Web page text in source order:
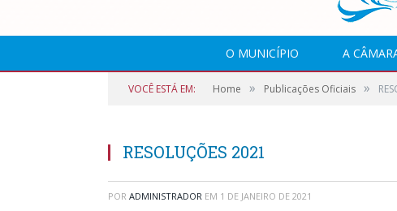
O MUNICÍPIO A
VOCÊ ESTÁ EM: Home » Publicações Oficiais »
RESOLUÇÕES 2021
POR ADMINISTRADOR EM 1 DE JANEIRO DE 2021